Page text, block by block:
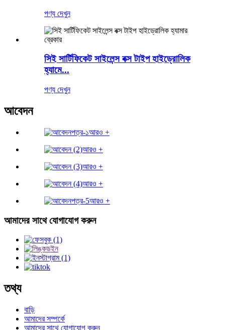
পণ্য দেখুন
সিই সার্টিফিকেট সাইলেন্স বক্স টাইপ হাইড্রোলিক
হ্যামে...
পণ্য দেখুন
আবেদন
আরও +
আরও +
আরও +
আরও +
আরও +
আমাদের সাথে যোগাযোগ করুন
তথ্য
বাড়ি
আমাদের সম্পর্কে
আমাদের সাথে যোগাযোগ করুন